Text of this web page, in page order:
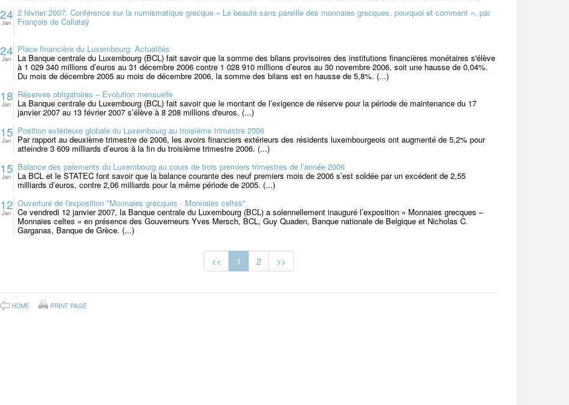
24
Jan
2 février 2007: Conférence sur la numismatique grecque « La beauté sans pareille des monnaies grecques, pourquoi et comment », par
François de Callataÿ
24
Jan
Place financière du Luxembourg: Actualités
La Banque centrale du Luxembourg (BCL) fait savoir que la somme des bilans provisoires des institutions financières monétaires s'élève
à 1 029 340 millions d’euros au 31 décembre 2006 contre 1 028 910 millions d’euros au 30 novembre 2006, soit une hausse de 0,04%.
Du mois de décembre 2005 au mois de décembre 2006, la somme des bilans est en hausse de 5,8%. (...)
18
Jan
Réserves obligatoires – Evolution mensuelle
La Banque centrale du Luxembourg (BCL) fait savoir que le montant de l’exigence de réserve pour la période de maintenance du 17
janvier 2007 au 13 février 2007 s’élève à 8 208 millions d'euros. (...)
15
Jan
Position extérieure globale du Luxembourg au troisième trimestre 2006
Par rapport au deuxième trimestre de 2006, les avoirs financiers extérieurs des résidents luxembourgeois ont augmenté de 5,2% pour
atteindre 3 609 milliards d’euros à la fin du troisième trimestre 2006. (...)
15
Jan
Balance des paiements du Luxembourg au cours de trois premiers trimestres de l’année 2006
La BCL et le STATEC font savoir que la balance courante des neuf premiers mois de 2006 s’est soldée par un excédent de 2,55
milliards d’euros, contre 2,06 milliards pour la même période de 2005. (...)
12
Jan
Ouverture de l'exposition "Monnaies grecques - Monnaies celtes"
Ce vendredi 12 janvier 2007, la Banque centrale du Luxembourg (BCL) a solennellement inauguré l’exposition « Monnaies grecques –
Monnaies celtes » en présence des Gouverneurs Yves Mersch, BCL, Guy Quaden, Banque nationale de Belgique et Nicholas C.
Garganas, Banque de Grèce. (...)
<< 1 2 >>
HOME PRINT PAGE